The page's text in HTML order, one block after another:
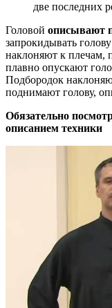
две последних
Головой описывают
запрокидывать
наклоняют к плечам,
плавно опускают
Подбородок
поднимают голову,
Обязательно
описанием техники